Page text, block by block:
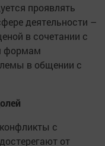
проявлять
деятельности –
в сочетании с
формам
в общении с
с
от